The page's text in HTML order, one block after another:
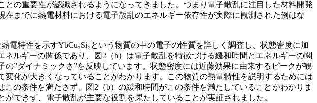
の重要性が認識されるようになってきました。つまり電子散乱に注目した材料開発
までに熱電材料における電子散乱のエネルギー依存性が実際に観測された例はな
電特性を示すYbCu₂Si₂という物質の中の電子の性質を詳しく調査し、状態密度に加
ルギーの関係であり、図2（b）は電子散乱を特徴づける緩和時間とエネルギーの関
”ダイナミックさ”を反映しています。状態密度には近藤効果に由来するピークが観
化が大きくなっていることがわかります。この物質の熱電特性を説明するためには
の条件を満たさず、図2（b）の緩和時間がこの条件を満たしていることがわかりま
できず、電子散乱が主要な役割を果たしていることが実証されました。